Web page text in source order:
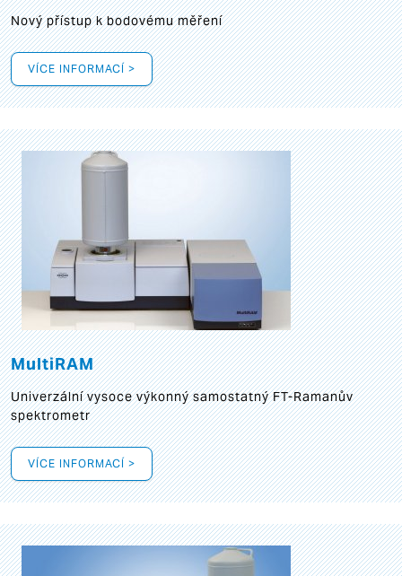
Nový přístup k bodovému měření
VÍCE INFORMACÍ >
MultiRAM
Univerzální vysoce výkonný samostatný FT-Ramanův
spektrometr
VÍCE INFORMACÍ >